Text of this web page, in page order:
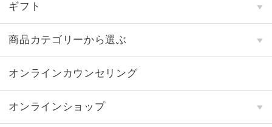
ギフト
商品カテゴリーから選ぶ
オンラインカウンセリング
オンラインショップ